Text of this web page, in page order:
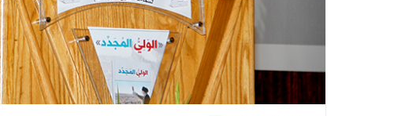
الموقف السياسي